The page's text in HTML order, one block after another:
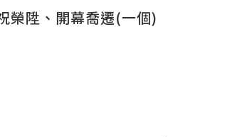
榮陞、開幕喬遷(一個)